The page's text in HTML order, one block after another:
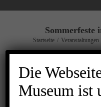
Sommerfeste
Startseite / Veranstaltungen
Sommerfeste im
Die
Museum ist